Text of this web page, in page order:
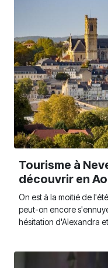
Tourisme à
découvrir en
On est à la moitié de
peut-on encore
hésitation d'Alexandra